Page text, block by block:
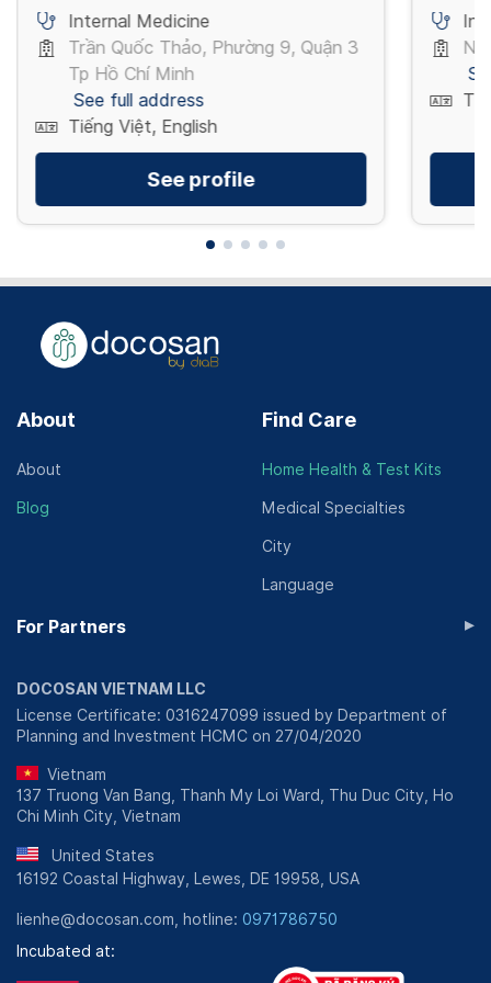
Internal Medicine
Trần Quốc Thảo, Phường 9, Quận 3
Tp Hồ Chí Minh
See full address
Tiếng Việt, English
See profile
About
About
Blog
Find Care
Home Health & Test Kits
Medical Specialties
City
Language
For Partners ▸
DOCOSAN VIETNAM LLC
License Certificate: 0316247099 issued by Department of
Planning and Investment HCMC on 27/04/2020
Vietnam
137 Truong Van Bang, Thanh My Loi Ward, Thu Duc City, Ho
Chi Minh City, Vietnam
United States
16192 Coastal Highway, Lewes, DE 19958, USA
lienhe@docosan.com, hotline: 0971786750
Incubated at: